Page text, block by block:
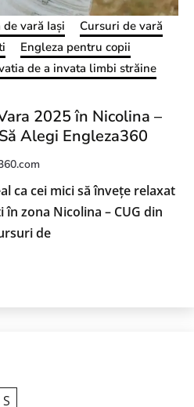
vară Iași
Cursuri de vară
Engleza pentru copii
de a invata limbi străine
2025 în Nicolina –
Alegi Engleza360
ca cei mici să învețe relaxat
zona Nicolina – CUG din
de
S